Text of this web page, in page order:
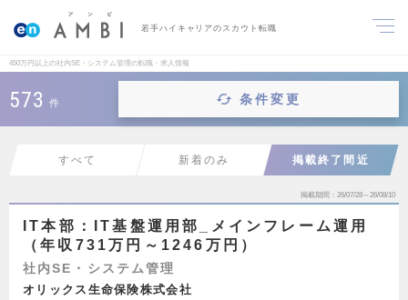
若手ハイキャリアのスカウト転職
450万円以上の社内SE・システム管理の転職・求人情報
573 件 条件変更
すべて 新着のみ 掲載終了間近
掲載期間 26/07/28～26/08/10
IT本部：IT基盤運用部_メインフレーム運用
（年収731万円～1246万円）
社内SE・システム管理
オリックス生命保険株式会社